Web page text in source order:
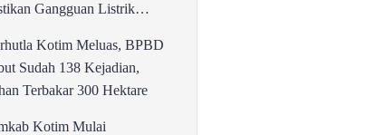
Gangguan Listrik
Kotim Meluas, BPBD
Sudah 138 Kejadian,
Terbakar 300 Hektare
Kotim Mulai